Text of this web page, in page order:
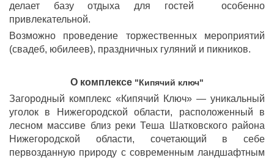
делает базу отдыха для гостей особенно
привлекательной.
Возможно проведение торжественных мероприятий
(свадеб, юбилеев), праздничных гуляний и пикников.
О комплексе "Кипячий ключ"
Загородный комплекс «Кипячий Ключ» — уникальный
уголок в Нижегородской области, расположенный в
лесном массиве близ реки Теша Шатковского района
Нижегородской области, сочетающий в себе
первозданную природу с современным ландшафтным